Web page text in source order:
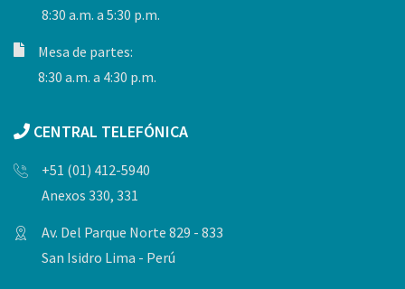
8:30 a.m. a 5:30 p.m.
Mesa de partes:
8:30 a.m. a 4:30 p.m.
CENTRAL TELEFÓNICA
+51 (01) 412-5940
Anexos 330, 331
Av. Del Parque Norte 829 - 833
San Isidro Lima - Perú